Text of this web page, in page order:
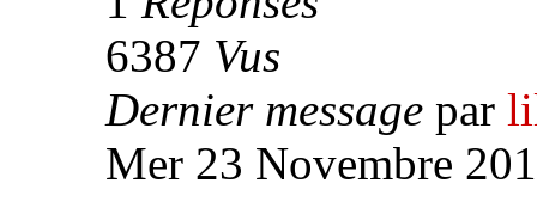
6387 Vus
Dernier message par
Mer 23 Novembre